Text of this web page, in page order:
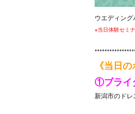
ウエディン
※当日体験セミ
《当日
①ブライ
新潟市のド